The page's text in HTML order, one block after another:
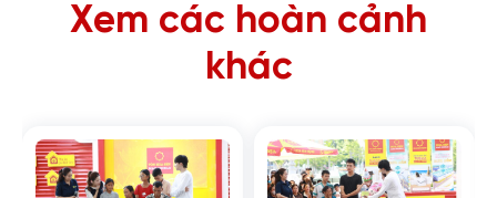
Xem các hoàn cảnh
khác